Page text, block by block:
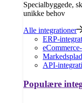
Specialbyggede,
unikke behov
Alle integrationer
ERP-
API-
Populære